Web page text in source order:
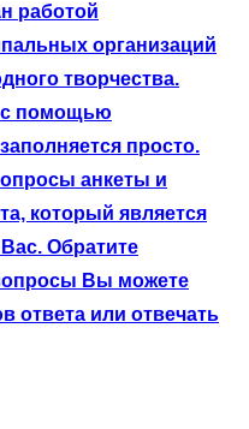
работой
организаций
творчества.
с помощью
просто.
анкеты и
который является
Обратите
Вы можете
ответа или отвечать